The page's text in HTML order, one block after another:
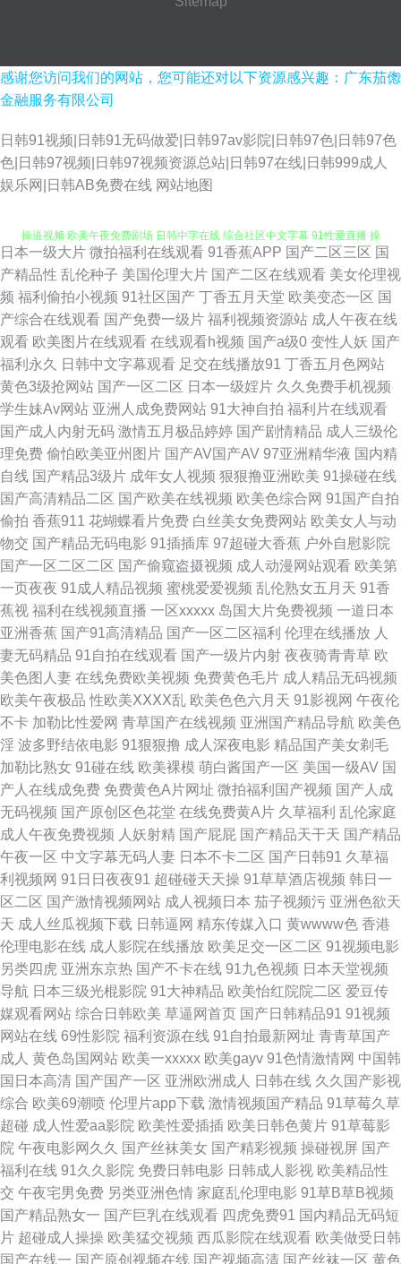
感谢您访问我们的网站，您可能还对以下资源感兴趣：广东茄偬
金融服务有限公司
日韩91视频|日韩91无码做爱|日韩97av影院|日韩97色|日韩97色
色|日韩97视频|日韩97视频资源总站|日韩97在线|日韩999成人
娱乐网|日韩AB免费在线 网站地图
日本蜜桃综合网 免费看91网站 91网站秘 超碰在线看 韩日在线小电影 老司机
熟女视频播放 黄色视频久久 欧美性生交美女 四虎私人影院 老湿机午夜 欧洲
亚洲午夜 天天天天艹 91尤物在线探花 传媒AV导航 国产妞干网 www成人电
影 制服丝袜VA 超碰久热 东京热最新网址 另类口性交爱 日本高清视频va 欧
夜 欧美TV少妇 俺来也图片91 亚洲国产天天综合 91性生活视频 成人VA视频
www麻豆传 日韩精品国产欧美 五月天婷婷专区7 在线观看91网站 伊人成人
香蕉网 91国模吧 WWW欧美性生活 97午夜啪啪视频 91孕妇在线 九九热只有
精品 男女操操 麻豆午夜剧场 成人九一观看入口 国产人人操人人 欧美国产日
韩一二 青青伊人视频 欧美日韩日本网 AV新入口 超碰人人青青99 白丝足交
网 欧美黑人天堂网 麻豆91 蜜桃91逼视频 久操视频网 玖玖艹视频 激情婷婷
网 国产熟女一区三区 大香蕉97 91尤物白虎 在线色情2026 三级成年在线 日
韩不卡五区 欧亚性爱 欧美胖老太BβW 黄色三级片视频 超碰人人操人人摸
A AV大香蕉伊人网 91精品变态直播 午夜璐璐 日韩成人一区 青青91 狼友视频
首页久久 国产另类欧美 超碰人人看系列 AV性爱网站 91网视频 肏屄网导航
成人日本三级 东京热AV导航网 成人含羞草网站 玖玖福利导航 囯产成人AV传
媒 91在线视频青 91综合色图 久草资源福利站3 日韩传媒性爱 伊人在线视频
黄色小视频WW 欧美性爱网页 欧美性爱午夜影院 人人操超碰 午夜传媒福利
九一传媒在线看 亚洲天堂色播 91日本美女看片 91制作视频在线 91美女小视
久草福利视频导航 久草精品伦理 国产精品在线 国产AV操屁探花 操人妖网
日本一级大片 微拍福利在线观看 91香蕉APP 国产二区三区 国
产精品性 乱伦种子 美国伦理大片 国产二区在线观看 美女伦理视
频 福利偷拍小视频 91社区国产 丁香五月天堂 欧美变态一区 国
产综合在线观看 国产免费一级片 福利视频资源站 成人午夜在线
观看 欧美图片在线观看 在线观看h视频 国产a级0 变性人妖 国产
福利永久
日韩中文字幕观看 足交在线播放91 丁香五月色网站
黄色3级抢网站 国产一区二区 日本一级婬片 久久免费手机视频
学生妹Av网站 亚洲人成免费网站 91大神自拍 福利片在线观看
国产成人内射无码 激情五月极品婷婷 国产剧情精品 成人三级伦
理免费 偷怕欧美亚州图片 国产AV国产AV 97亚洲精华液 国内精
自线 国产精品3级片 成年女人视频 狠狠撸亚洲欧美 91操碰在线
国产高清精品二区 国产欧美在线视频 欧美色综合网 91国产自拍
偷拍 香蕉911 花蝴蝶看片免费 白丝美女免费网站 欧美女人与动
物交 国产精品无码电影 91插插库 97超碰大香蕉 户外自慰影院
国产一区二区二区 国产偷窥盗摄视频 成人动漫网站观看 欧美第
一页夜夜 91成人精品视频 蜜桃爱爱视频 乱伦熟女五月天 91香
蕉视 福利在线视频直播 一区xxxxx 岛国大片免费视频 一道日本
亚洲香蕉 国产91高清精品 国产一区二区福利 伦理在线播放 人
妻无码精品 91自拍在线观看 国产一级片内射 夜夜骑青青草 欧
美色图人妻 在线免费欧美视频 免费黄色毛片 成人精品无码视频
欧美午夜极品 性欧美ⅩⅩⅩⅩ乱 欧美色色六月天 91影视网 午夜伦
不卡 加勒比性爱网 青草国产在线视频 亚洲国产精品导航 欧美色
淫 波多野结依电影 91狠狠撸 成人深夜电影 精品国产美女剃毛
加勒比熟女 91碰在线 欧美裸模 萌白酱国产一区 美国一级AV 国
产人在线成免费 免费黄色A片网址 微拍福利国产视频 国产人成
无码视频 国产原创区色花堂 在线免费黄A片 久草福利 乱伦家庭
成人午夜免费视频 人妖射精 国产屁屁 国产精品天干天 国产精品
午夜一区 中文字幕无码人妻 日本不卡二区 国产日韩91 久草福
利视频网 91日日夜夜91 超碰碰天天操 91草草酒店视频 韩日一
区二区 国产激情视频网站 成人视频日本 茄子视频污 亚洲色欲天
天 成人丝瓜视频下载 日韩逼网 精东传媒入口 黄wwww色 香港
伦理电影在线 成人影院在线播放 欧美足交一区二区 91视频电影
另类四虎 亚洲东京热 国产不卡在线 91九色视频 日本天堂视频
导航 日本三级光棍影院 91大神精品 欧美怡红院院二区 爱豆传
媒观看网站 综合日韩欧美 草逼网首页 国产日韩精品91 91视频
网站在线 69性影院 福利资源在线 91自拍最新网址 青青草国产
成人 黄色岛国网站 欧美一xxxxx 欧美gayv 91色情激情网 中国韩
国日本高清 国产国产一区 亚洲欧洲成人 日韩在线 久久国产影视
综合 欧美69潮喷 伦理片app下载 激情视频国产精品 91草莓久草
超碰 成人性爱aa影院 欧美性爱插插 欧美日韩色黄片 91草莓影
院 午夜电影网久久 国产丝袜美女 国产精彩视频 操碰视屏 国产
福利在线 91久久影院 免费日韩电影 日韩成人影视 欧美精品性
交 午夜宅男免费 另类亚洲色情 家庭乱伦理电影 91草B草B视频
国产精品熟女一 国产巨乳在线观看 四虎免费91 国内精品无码短
片 超碰成人操操 欧美猛交视频 西瓜影院在线观看 欧美做受日韩
国产在线一 国产原创视频在线 国产视频高清 国产丝袜一区 黄色